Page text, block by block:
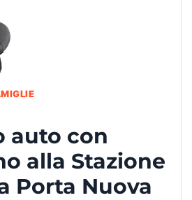
auto con
alla Stazione
Porta Nuova